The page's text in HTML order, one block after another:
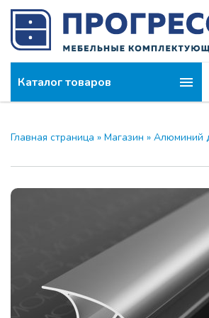
Каталог товаров
Главная страница » Магазин » Алюминий